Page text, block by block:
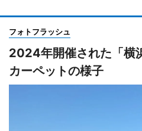
フォトフラッシュ
2024年開催された「横
カーペットの様子